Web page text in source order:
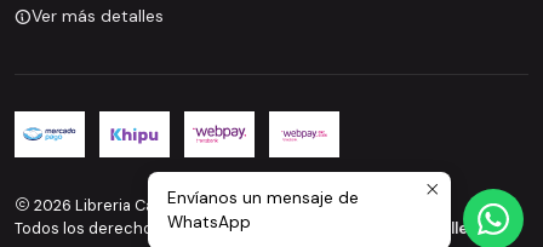
Ver más detalles
2026 Libreria Catalonia.
Todos los derechos reservados.
Desarrollado por Jumpseller
Envíanos un mensaje de
WhatsApp